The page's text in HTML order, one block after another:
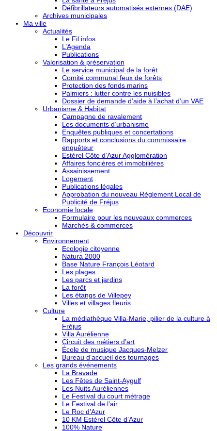
Défibrillateurs automatisés externes (DAE)
Archives municipales
Ma ville
Actualités
Le Fil infos
L’Agenda
Publications
Valorisation & préservation
Le service municipal de la forêt
Comité communal feux de forêts
Protection des fonds marins
Palmiers : lutter contre les nuisibles
Dossier de demande d’aide à l’achat d’un VAE
Urbanisme & Habitat
Campagne de ravalement
Les documents d’urbanisme
Enquêtes publiques et concertations
Rapports et conclusions du commissaire
enquêteur
Estérel Côte d’Azur Agglomération
Affaires foncières et immobilières
Assainissement
Logement
Publications légales
Approbation du nouveau Règlement Local de
Publicité de Fréjus
Economie locale
Formulaire pour les nouveaux commerces
Marchés & commerces
Découvrir
Environnement
Ecologie citoyenne
Natura 2000
Base Nature François Léotard
Les plages
Les parcs et jardins
La forêt
Les étangs de Villepey
Villes et villages fleuris
Culture
La médiathèque Villa-Marie, pilier de la culture à
Fréjus
Villa Aurélienne
Circuit des métiers d’art
École de musique Jacques-Melzer
Bureau d’accueil des tournages
Les grands événements
La Bravade
Les Fêtes de Saint-Aygulf
Les Nuits Auréliennes
Le Festival du court métrage
Le Festival de l’air
Le Roc d’Azur
10 KM Estérel Côte d’Azur
100% Nature